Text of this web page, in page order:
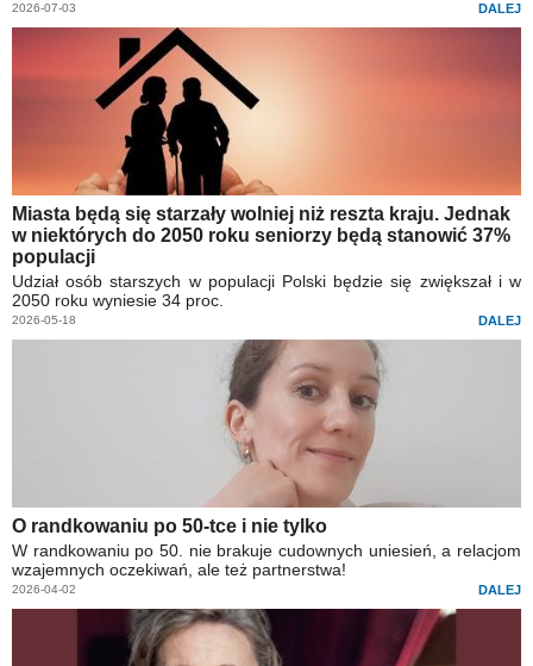
2026-07-03 DALEJ
Miasta będą się starzały wolniej niż reszta kraju. Jednak
w niektórych do 2050 roku seniorzy będą stanowić 37%
populacji
Udział osób starszych w populacji Polski będzie się zwiększał i w
2050 roku wyniesie 34 proc.
2026-05-18 DALEJ
O randkowaniu po 50-tce i nie tylko
W randkowaniu po 50. nie brakuje cudownych uniesień, a relacjom
wzajemnych oczekiwań, ale też partnerstwa!
2026-04-02 DALEJ